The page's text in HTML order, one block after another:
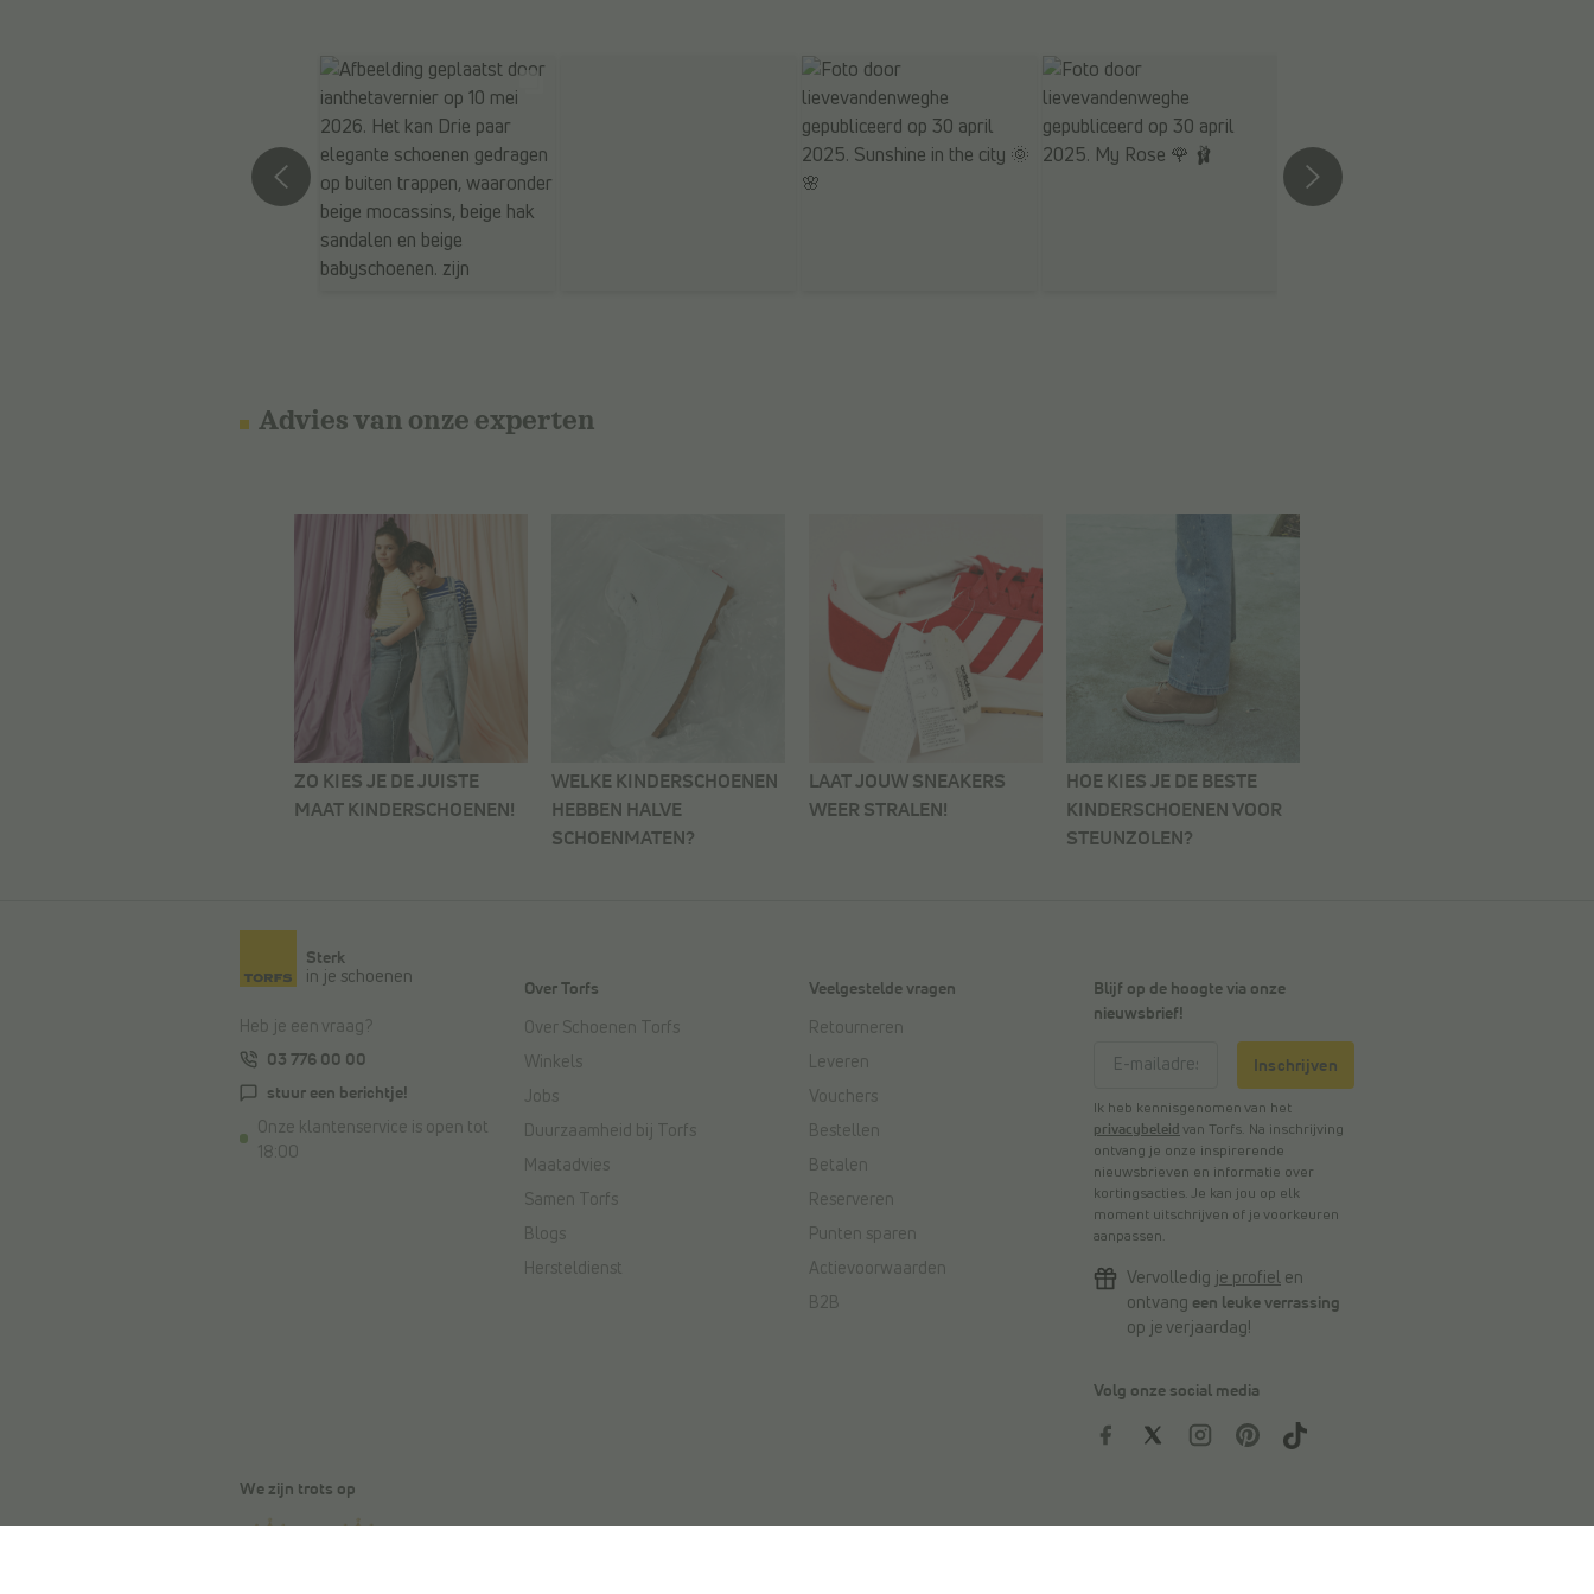
Advies van onze experten
ZO KIES JE DE JUISTE
MAAT KINDERSCHOENEN!
WELKE KINDERSCHOENEN
HEBBEN HALVE
SCHOENMATEN?
LAAT JOUW SNEAKERS
WEER STRALEN!
HOE KIES JE DE BESTE
KINDERSCHOENEN VOOR
STEUNZOLEN?
Sterk
in je schoenen
Heb je een vraag?
03 776 00 00
stuur een berichtje!
Onze klantenservice is open tot
18:00
Over Torfs
Over Schoenen Torfs
Winkels
Jobs
Duurzaamheid bij Torfs
Maatadvies
Samen Torfs
Blogs
Hersteldienst
Veelgestelde vragen
Retourneren
Leveren
Vouchers
Bestellen
Betalen
Reserveren
Punten sparen
Actievoorwaarden
B2B
Blijf op de hoogte via onze
nieuwsbrief!
Inschrijven
Ik heb kennisgenomen van het
privacybeleid van Torfs. Na inschrijving
ontvang je onze inspirerende
nieuwsbrieven en informatie over
kortingsacties. Je kan jou op elk
moment uitschrijven of je voorkeuren
aanpassen.
Vervolledig je profiel en
ontvang een leuke verrassing
op je verjaardag!
Volg onze social media
We zijn trots op